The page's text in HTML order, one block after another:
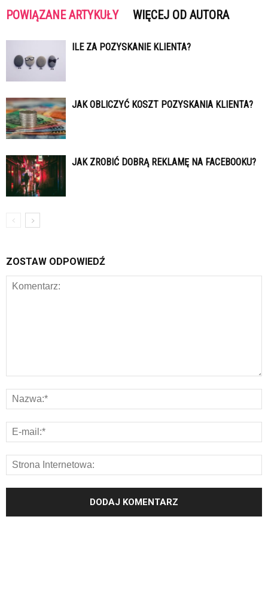
POWIĄZANE ARTYKUŁY WIĘCEJ OD AUTORA
ILE ZA POZYSKANIE KLIENTA?
JAK OBLICZYĆ KOSZT POZYSKANIA KLIENTA?
JAK ZROBIĆ DOBRĄ REKLAMĘ NA FACEBOOKU?
ZOSTAW ODPOWIEDŹ